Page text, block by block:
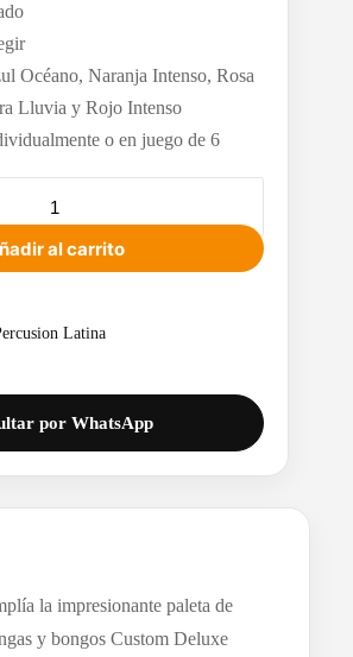
Océano, Naranja Intenso, Rosa
Lluvia y Rojo Intenso
o en juego de 6
al carrito
Latina
por WhatsApp
la impresionante paleta de
y bongos Custom Deluxe